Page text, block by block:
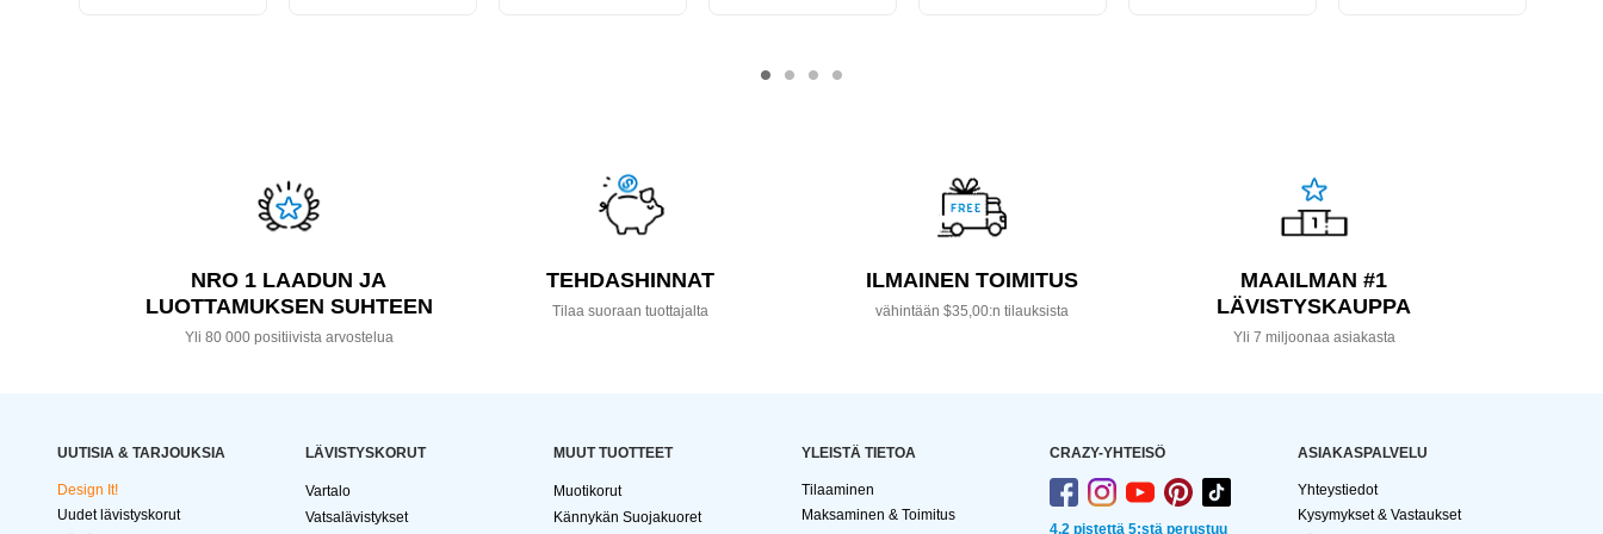
NRO 1 LAADUN JA
LUOTTAMUKSEN SUHTEEN
Yli 80 000 positiivista arvostelua
TEHDASHINNAT
Tilaa suoraan tuottajalta
ILMAINEN TOIMITUS
vähintään $35,00:n tilauksista
MAAILMAN #1
LÄVISTYSKAUPPA
Yli 7 miljoonaa asiakasta
UUTISIA & TARJOUKSIA
Design It!
Uudet lävistyskorut
LÄVISTYSKORUT
Vartalo
Vatsalävistykset
MUUT TUOTTEET
Muotikorut
Kännykän Suojakuoret
YLEISTÄ TIETOA
Tilaaminen
Maksaminen & Toimitus
CRAZY-YHTEISÖ
4,2 pistettä 5:stä perustuu
ASIAKASPALVELU
Yhteystiedot
Kysymykset & Vastaukset